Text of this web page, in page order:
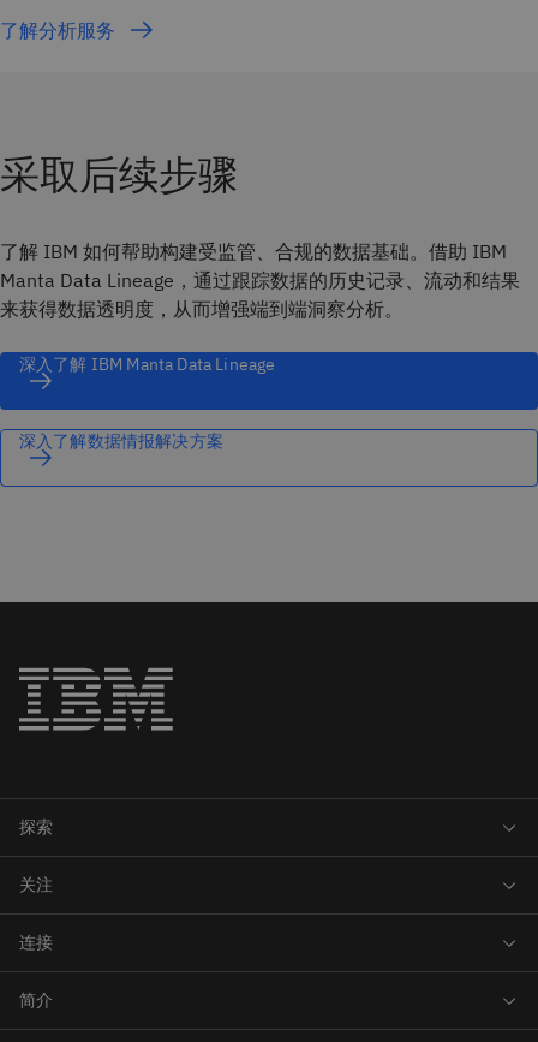
了解分析服务
采取后续步骤
了解 IBM 如何帮助构建受监管、合规的数据基础。借助 IBM
Manta Data Lineage，通过跟踪数据的历史记录、流动和结果
来获得数据透明度，从而增强端到端洞察分析。
深入了解 IBM Manta Data Lineage
深入了解数据情报解决方案